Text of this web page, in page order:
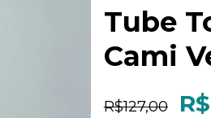
Tube
Cami
R$127,00